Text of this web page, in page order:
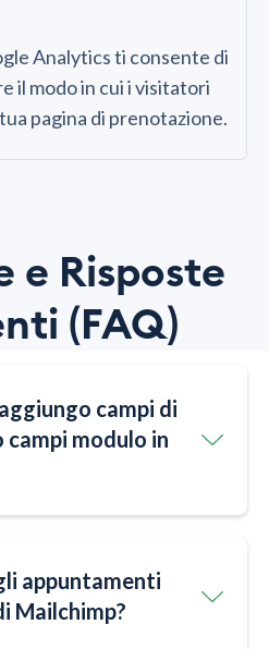
Analytics ti consente di
il modo in cui i visitatori
pagina di prenotazione.
e Risposte
(FAQ)
campi di
modulo in
appuntamenti
Mailchimp?